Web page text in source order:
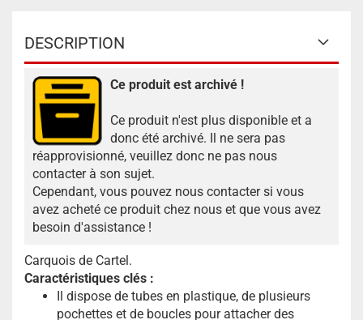
DESCRIPTION
Ce produit est archivé !
Ce produit n'est plus disponible et a
donc été archivé. Il ne sera pas
réapprovisionné, veuillez donc ne pas nous
contacter à son sujet.
Cependant, vous pouvez nous contacter si vous
avez acheté ce produit chez nous et que vous avez
besoin d'assistance !
Carquois de Cartel.
Caractéristiques clés :
Il dispose de tubes en plastique, de plusieurs
pochettes et de boucles pour attacher des